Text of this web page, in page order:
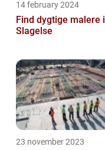
14 february 2024
Find dygtige malere i
Slagelse
23 november 2023